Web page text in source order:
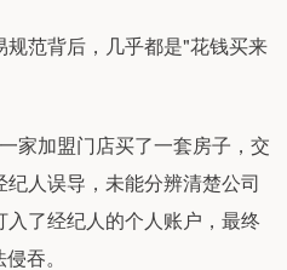
范背后，几乎都是"花钱买来
家加盟门店买了一套房子，交
人误导，未能分辨清楚公司
了经纪人的个人账户，最终
吞。